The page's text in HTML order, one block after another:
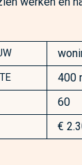
400
60
€